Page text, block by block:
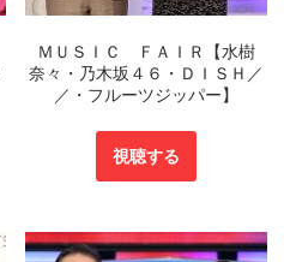
ＭＵＳＩＣ ＦＡＩＲ【水樹
奈々・乃木坂４６・ＤＩＳＨ／
／・フルーツジッパー】
視聴する